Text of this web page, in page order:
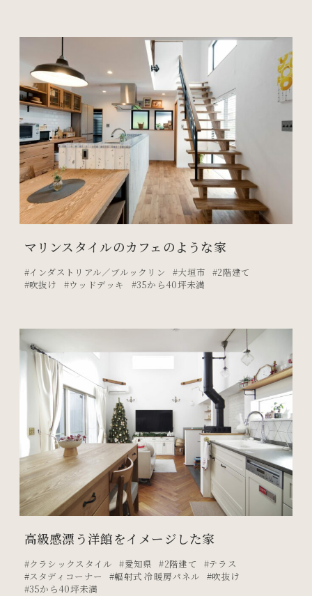
マリンスタイルのカフェのような家
インダストリアル／ブルックリン 大垣市
2階建て
吹抜け
ウッドデッキ 35から40坪未満
高級感漂う洋館をイメージした家
クラシックスタイル 愛知県 2階建て
テラス
スタディコーナー
輻射式 冷暖房パネル
吹抜け
35から40坪未満